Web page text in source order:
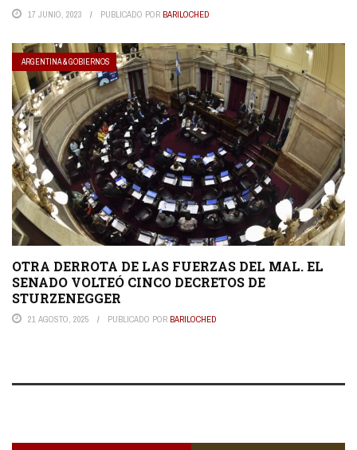
17 JUNIO, 2023 PUBLICADO POR BARILOCHED
ARGENTINA & GOBIERNOS
OTRA DERROTA DE LAS FUERZAS DEL MAL. EL
SENADO VOLTEÓ CINCO DECRETOS DE
STURZENEGGER
21 AGOSTO, 2025 PUBLICADO POR BARILOCHED